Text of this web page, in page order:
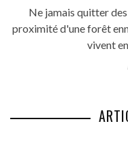
Ne jamais quitter
proximité d'une forêt
vivent